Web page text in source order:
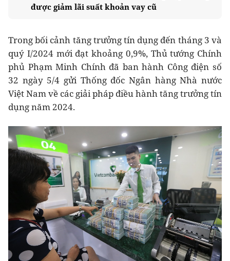
được giảm lãi suất khoản vay cũ
Trong bối cảnh tăng trưởng tín dụng đến tháng 3 và
quý I/2024 mới đạt khoảng 0,9%, Thủ tướng Chính
phủ Phạm Minh Chính đã ban hành Công điện số
32 ngày 5/4 gửi Thống đốc Ngân hàng Nhà nước
Việt Nam về các giải pháp điều hành tăng trưởng tín
dụng năm 2024.